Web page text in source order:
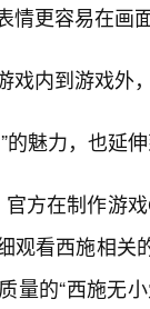
情更容易在画
戏内到游戏外
的魅力，也延
方在制作游
观看西施相关
量的“西施无